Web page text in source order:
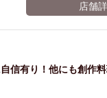
店舗
信有り！他にも創作